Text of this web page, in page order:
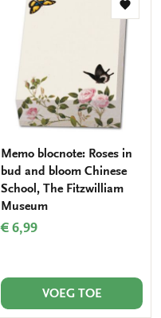
aan
Memo blocnote: Roses in
bud and bloom Chinese
School, The Fitzwilliam
Museum
€ 6,99
VOEG TOE